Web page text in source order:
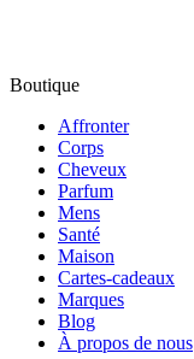
Boutique
Affronter
Corps
Cheveux
Parfum
Mens
Santé
Maison
Cartes-cadeaux
Marques
Blog
À propos de nous